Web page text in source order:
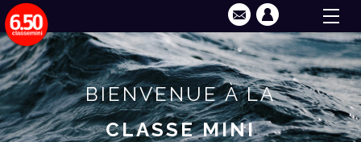
BIENVENUE À LA
CLASSE MINI